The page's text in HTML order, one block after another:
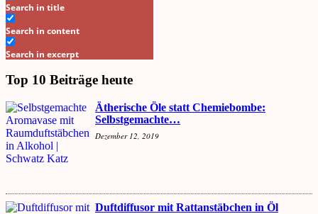
Search in title
Search in content
Search in excerpt
Top 10 Beiträge heute
Ätherische Öle statt Chemiebombe:
Selbstgemachte…
Dezember 12, 2019
Duftdiffusor mit Rattanstäbchen in Öl